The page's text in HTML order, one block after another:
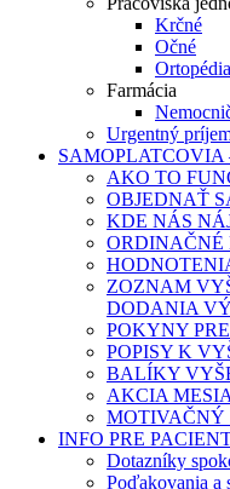
Krčné
Očné
Ortopédia
Farmácia
Urgentný
AKO TO
OBJEDNAŤ
KDE NÁS
ORDINAČNÉ
ZOZNAM
DODANIA
POKYNY
POPISY K
BALÍKY
AKCIA
MOTIVAČNÝ
INFO PRE
Dotazníky
Poďakovania a